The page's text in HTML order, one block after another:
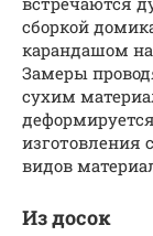
сборкой
карандашом
Замеры
сухим
изготовления
видов
Из досок